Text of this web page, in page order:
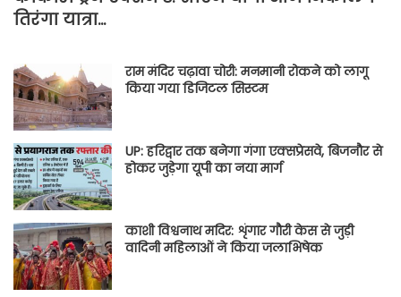
तिरंगा यात्रा…
राम मंदिर चढ़ावा चोरी: मनमानी रोकने को लागू
किया गया डिजिटल सिस्टम
UP: हरिद्वार तक बनेगा गंगा एक्सप्रेसवे, बिजनौर से
होकर जुड़ेगा यूपी का नया मार्ग
काशी विश्वनाथ मदिर: शृंगार गौरी केस से जुड़ी
वादिनी महिलाओं ने किया जलाभिषेक